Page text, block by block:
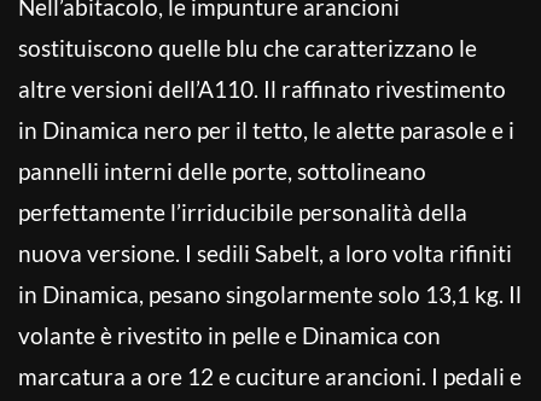
Nell’abitacolo, le impunture arancioni
sostituiscono quelle blu che caratterizzano le
altre versioni dell’A110. Il raffinato rivestimento
in Dinamica nero per il tetto, le alette parasole e i
pannelli interni delle porte, sottolineano
perfettamente l’irriducibile personalità della
nuova versione. I sedili Sabelt, a loro volta rifiniti
in Dinamica, pesano singolarmente solo 13,1 kg. Il
volante è rivestito in pelle e Dinamica con
marcatura a ore 12 e cuciture arancioni. I pedali e